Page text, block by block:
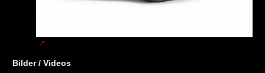
Bilder / Videos